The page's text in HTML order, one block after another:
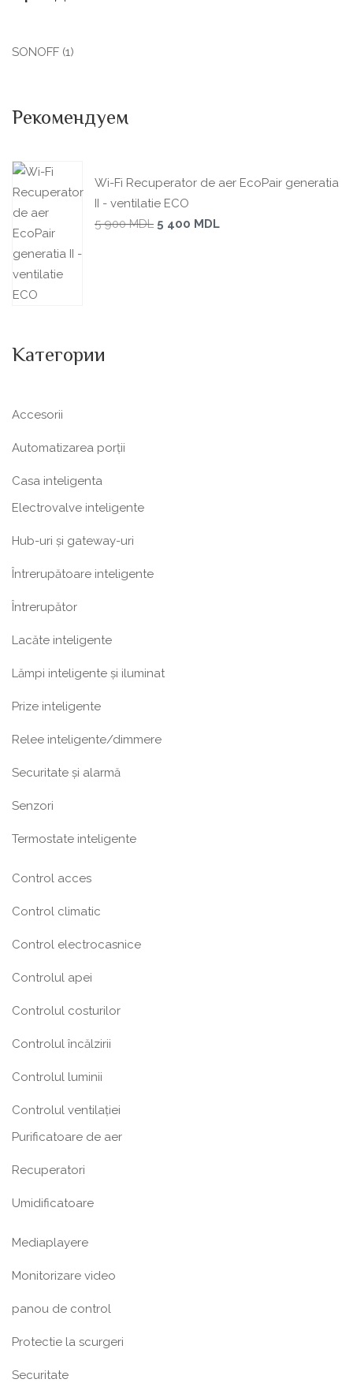
SONOFF (1)
Рекомендуем
Wi-Fi Recuperator de aer EcoPair generatia
II - ventilatie ECO
5 900MDL 5 400 MDL
Категории
Accesorii
Automatizarea porții
Casa inteligenta
Electrovalve inteligente
Hub-uri și gateway-uri
Întrerupătoare inteligente
Întrerupător
Lacăte inteligente
Lămpi inteligente și iluminat
Prize inteligente
Relee inteligente/dimmere
Securitate și alarmă
Senzori
Termostate inteligente
Control acces
Control climatic
Control electrocasnice
Controlul apei
Controlul costurilor
Controlul încălzirii
Controlul luminii
Controlul ventilației
Purificatoare de aer
Recuperatori
Umidificatoare
Mediaplayere
Monitorizare video
panou de control
Protectie la scurgeri
Securitate